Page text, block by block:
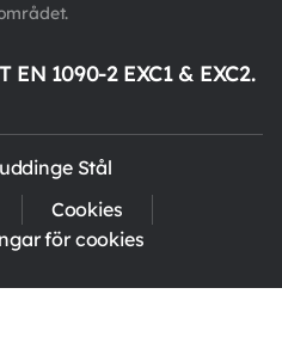
1090-2 EXC1 & EXC2.
Stål
Cookies
för cookies